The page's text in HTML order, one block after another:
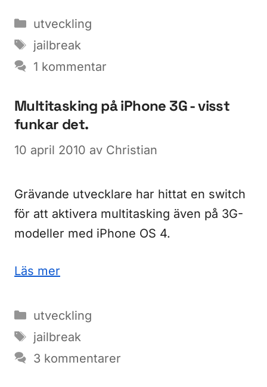
Kategorier
utveckling
Etiketter
jailbreak
1 kommentar
Multitasking på iPhone 3G - visst
funkar det.
10 april 2010 av Christian
Grävande utvecklare har hittat en switch
för att aktivera multitasking även på 3G-
modeller med iPhone OS 4.
Läs mer
Kategorier
utveckling
Etiketter
jailbreak
3 kommentarer